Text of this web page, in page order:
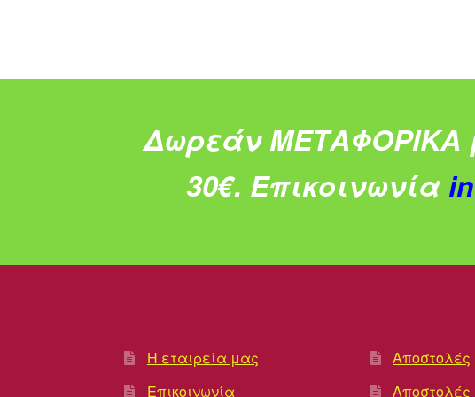
Δωρεάν ΜΕΤΑΦΟΡΙΚΑ
30€. Επικοινωνία
Η εταιρεία μας
Επικοινωνία
Αποστολές